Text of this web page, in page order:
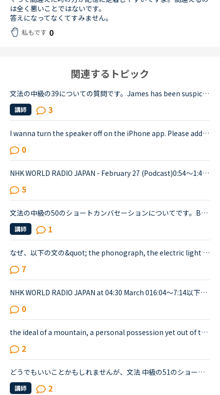
は全く悪いことではないです。
答えになってなくてすみません。
私もです 0
関連するトピック
文法の中級の39についての質問です。James has been suspicious about Andrew's strange behavior lately.James「 Frankly, I don't know why you are still going to that farm. You were only going there for ...
講師 3
I wanna turn the speaker off on the iPhone app. Please add a function to kill the speaker on the app.Very loud voice of tutors is coming from the speaker while tutors can not be hearing voice of us...
0
NHK WORLD RADIO JAPAN - February 27 (Podcast)0:54～1:49The Japanese government is studying additional measures to prop up the tourist industry and smaller businesses hit hard by the spread of a ne...
5
文法の中級の50のショートカンバセーションについてです。Benjamin's son called him at his law firm while he was busy having a meeting. Benjamin &quot;What did my son say?&quot; Secretary &quot;He sai...
講師 1
なぜ、以下の文の&quot; the phonograph, the electric light bulb, alkaline storage batteries and the motion picture camera&quot;の中の&quot;alkaline storage batteries&quot;だけが、theのつかない複数で...
7
NHK WORLD RADIO JAPAN at 04:30 March 016:04～7:14以下が音声をディクテーションしたものでしたが、音源が削除されてしまったので、このトピック自体をスルーしてください。An international research team of ...
0
the ideal of a mountain, a personal possession yet out of this world, unattainable… brooding over a country and a people which would shape the rest of my life.&quot; の意味を教えて下さい。デイリー...
2
どうでもいいことかもしれませんが、文法 中級の51のショートカンバセーションについて質問です。Daniel came back from Ben's house in the evening.Daniel “Ben asked me how you were doing. How was your day...
講師 2